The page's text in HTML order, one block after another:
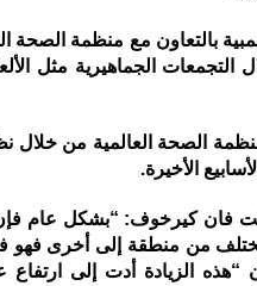
بالتعاون مع منظمة الصحة
التجمعات الجماهيرية مثل
الأخيرة.
فان كيرخوف: “بشكل عام فإن
يختلف من منطقة إلى أخرى
أن “هذه الزيادة أدت إلى